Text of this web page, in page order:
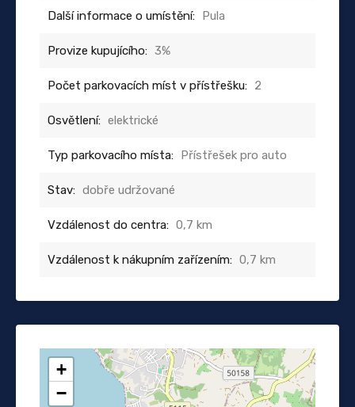
Další informace o umístění: Pula
Provize kupujícího: 3%
Počet parkovacích míst v přístřešku: 2
Osvětlení: elektrické
Typ parkovacího místa: Přístřešek pro auto
Stav: dobře udržované
Vzdálenost do centra: 0,7 km
Vzdálenost k nákupním zařízením: 0,7 km
+
−